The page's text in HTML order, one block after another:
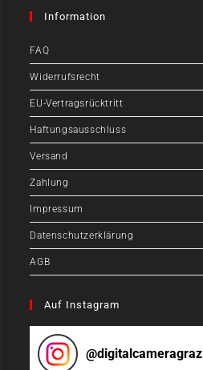
Information
FAQ
Widerrufsrecht
EU-Vertragsrücktritt
Haftungsausschluss
Versand
Zahlung
Impressum
Datenschutzerklärung
AGB
Auf Instagram
@digitalcameragraz